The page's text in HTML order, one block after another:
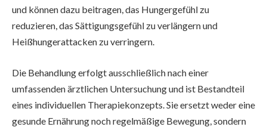
und können dazu beitragen, das Hungergefühl zu
reduzieren, das Sättigungsgefühl zu verlängern und
Heißhungerattacken zu verringern.
Die Behandlung erfolgt ausschließlich nach einer
umfassenden ärztlichen Untersuchung und ist Bestandteil
eines individuellen Therapiekonzepts. Sie ersetzt weder eine
gesunde Ernährung noch regelmäßige Bewegung, sondern